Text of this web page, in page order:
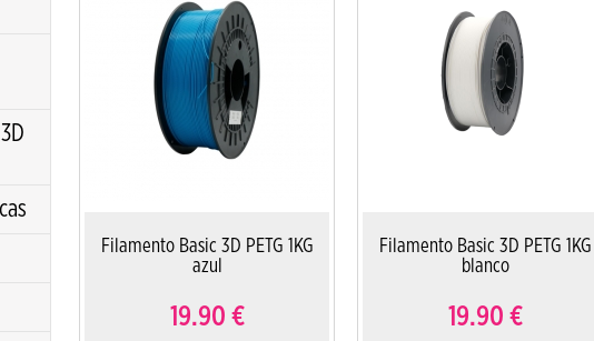
Filamento Basic 3D PETG 1KG
azul
19.90 €
Filamento Basic 3D PETG 1KG
blanco
19.90 €